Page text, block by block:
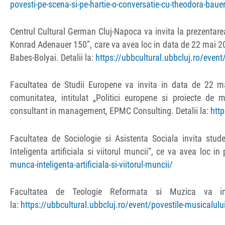
povesti-pe-scena-si-pe-hartie-o-conversatie-cu-theodora-
Centrul Cultural German Cluj-Napoca va invita la
Konrad Adenauer 150”, care va avea loc in data de 22 mai
Babes-Bolyai. Detalii la: https://ubbcultural.ubbcluj.ro/
Facultatea de Studii Europene va invita in data de 22
comunitatea, intitulat „Politici europene si proiecte de
consultant in management, EPMC Consulting. Detalii la:
Facultatea de Sociologie si Asistenta Sociala invita
Inteligenta artificiala si viitorul muncii”, ce va avea loc
munca-inteligenta-artificiala-si-viitorul-muncii/
Facultatea de Teologie Reformata si Muzica
la: https://ubbcultural.ubbcluj.ro/event/povestile-